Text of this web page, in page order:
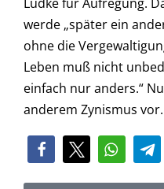
werde „später ein
ohne die
Leben muß nicht
einfach nur anders.“
anderem Zynismus vor.